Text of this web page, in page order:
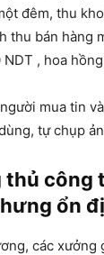
đêm, thu
thu bán hàng
NDT , hoa
mua tin
tự chụp
thủ công
ổn
các xưởng